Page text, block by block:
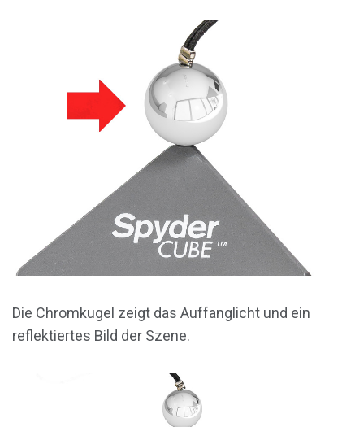
Die Chromkugel zeigt das Auffanglicht und ein
reflektiertes Bild der Szene.